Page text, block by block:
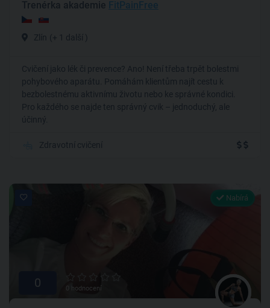
Trenérka akademie FitPainFree
Zlín (+ 1 další )
Cvičení jako lék či prevence? Ano! Není třeba trpět bolestmi
pohybového aparátu. Pomáhám klientům najít cestu k
bezbolestnému aktivnímu životu nebo ke správné kondici.
Pro každého se najde ten správný cvik – jednoduchý, ale
účinný.
Zdravotní cvičení
Nabírá
0 0 hodnocení